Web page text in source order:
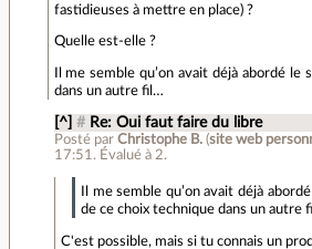
fastidieuses à mettre en place) ?
Quelle est-elle ?
Il me semble qu’on avait déjà abordé le
dans un autre fil…
[^] # Re: Oui faut faire du libre
Posté par Christophe B.(site web
17:51 . Évalué à 2.
Il me semble qu’on avait déjà
de ce choix technique dans un autre
C'est possible, mais si tu connais un